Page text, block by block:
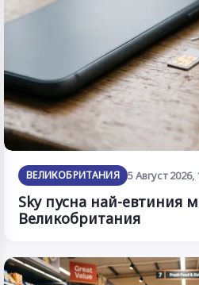
ВЕЛИКОБРИТАНИЯ 5 Август 2026,
Sky пусна най-евтиния
Великобритания